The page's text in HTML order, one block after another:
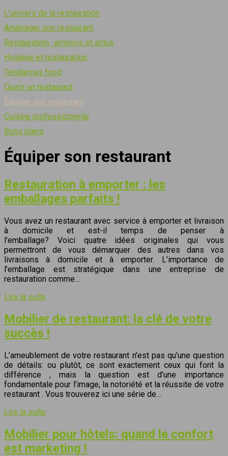
L’univers de la restauration
Aménager son restaurant
Restauration : emplois et actus
Hygiène et restauration
Tendances food
Ouvrir un restaurant
Équiper son restaurant
Cuisine professionnelle
Bons plans
Équiper son restaurant
Restauration à emporter : les
emballages parfaits !
Vous avez un restaurant avec service à emporter et livraison
à domicile et est-il temps de penser à
l’emballage? Voici quatre idées originales qui vous
permettront de vous démarquer des autres dans vos
livraisons à domicile et à emporter. L’importance de
l’emballage est stratégique dans une entreprise de
restauration comme…
Lire la suite
Mobilier de restaurant: la clé de votre
succès !
L’ameublement de votre restaurant n’est pas qu’une question
de détails: ou plutôt, ce sont exactement ceux qui font la
différence , mais la question est d’une importance
fondamentale pour l’image, la notoriété et la réussite de votre
restaurant . Vous trouverez ici une série de…
Lire la suite
Mobilier pour hôtels: quand le confort
est marketing !